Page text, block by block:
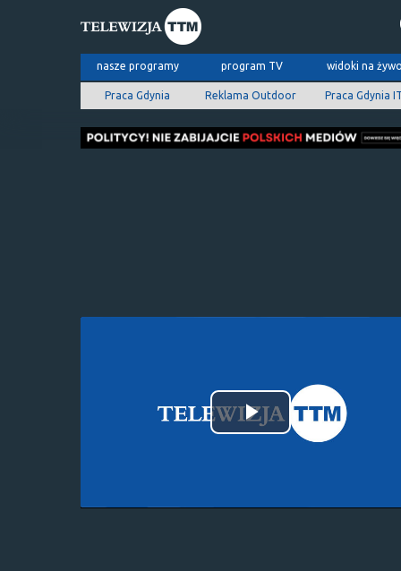
nasze programy program TV widoki na
Praca Gdynia Reklama Outdoor Praca Gdynia
Odtwórz